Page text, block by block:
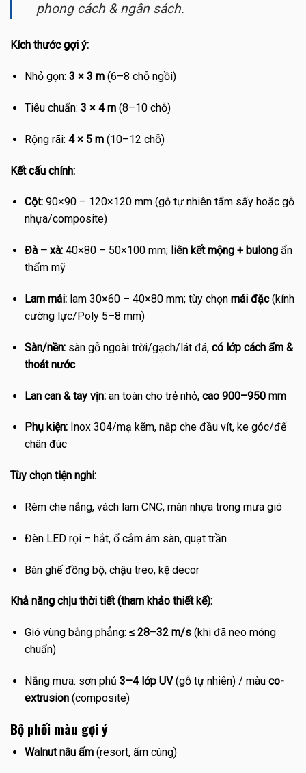
phong cách & ngân sách.
Kích thước gợi ý:
Nhỏ gọn: 3 × 3 m(6–8 chỗ ngồi)
Tiêu chuẩn: 3 × 4 m(8–10 chỗ)
Rộng rãi: 4 × 5 m(10–12 chỗ)
Kết cấu chính:
Cột:90×90 – 120×120 mm (gỗ tự nhiên tẩm sấy hoặc gỗ
nhựa/composite)
Đà – xà:40×80 – 50×100 mm; liên kết mộng + bulongẩn
thẩm mỹ
Lam mái:lam 30×60 – 40×80 mm; tùy chọn mái đặc(kính
cường lực/Poly 5–8 mm)
Sàn/nền:sàn gỗ ngoài trời/gạch/lát đá, có lớp cách ẩm &
thoát nước
Lan can & tay vịn:an toàn cho trẻ nhỏ, cao 900–950 mm
Phụ kiện:Inox 304/mạ kẽm, nắp che đầu vít, ke góc/đế
chân đúc
Tùy chọn tiện nghi:
Rèm che nắng, vách lam CNC, màn nhựa trong mưa gió
Đèn LED rọi – hắt, ổ cắm âm sàn, quạt trần
Bàn ghế đồng bộ, chậu treo, kệ decor
Khả năng chịu thời tiết (tham khảo thiết kế):
Gió vùng bằng phẳng: ≤ 28–32 m/s(khi đã neo móng
chuẩn)
Nắng mưa: sơn phủ 3–4 lớp UV(gỗ tự nhiên) / màu co-
extrusion(composite)
Bộ phối màu gợi ý
Walnut nâu ấm(resort, ấm cúng)